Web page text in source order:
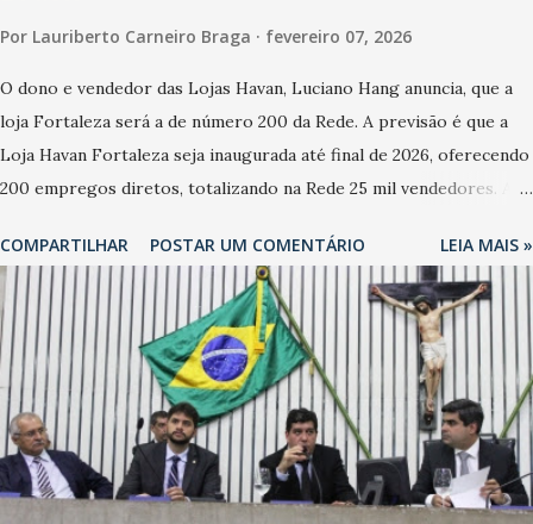
Por Lauriberto Carneiro Braga fevereiro 07, 2026
O dono e vendedor das Lojas Havan, Luciano Hang anuncia, que a
loja Fortaleza será a de número 200 da Rede. A previsão é que a
Loja Havan Fortaleza seja inaugurada até final de 2026, oferecendo
200 empregos diretos, totalizando na Rede 25 mil vendedores. A
oficialmente, mas fontes extraoficiais indicam, que será na Avenida
Washington Soares-Messejana. Uma coisa é certa: será a maior
loja Havan do Brasil.
COMPARTILHAR POSTAR UM COMENTÁRIO LEIA MAIS »